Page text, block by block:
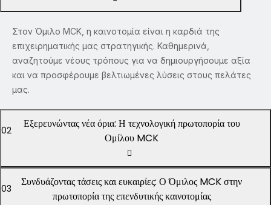
Στον Όμιλο MCK, η καινοτομία είναι η καρδιά της
επιχειρηματικής μας στρατηγικής. Καθημερινά,
αναζητούμε νέους τρόπους για να δημιουργήσουμε αξία
και να προσφέρουμε βελτιωμένες λύσεις στους πελάτες
μας.
02
Εξερευνώντας νέα όρια: Η τεχνολογική πρωτοπορία του
Ομίλου MCK
03
Συνδυάζοντας τάσεις και ευκαιρίες: Ο Όμιλος MCK στην
πρωτοπορία της επενδυτικής καινοτομίας